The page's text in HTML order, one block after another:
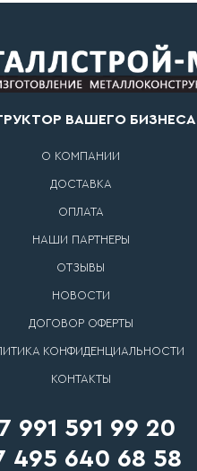
ВАШЕГО БИЗНЕСА
О КОМПАНИИ
ДОСТАВКА
ОПЛАТА
НАШИ ПАРТНЕРЫ
ОТЗЫВЫ
НОВОСТИ
ДОГОВОР ОФЕРТЫ
КОНФИДЕНЦИАЛЬНОСТИ
КОНТАКТЫ
991 591 99 20
495 640 68 58